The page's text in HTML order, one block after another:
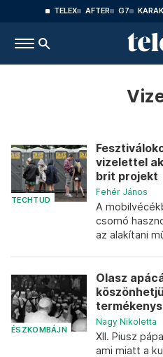
TELEX AFTER G7
TECHTUD
vizelettel
brit projekt
Fehér János
A
csomó
az alakítani
ÉSZKOMBÁJN
Olasz
Nagy Nikoletta
XII. Piusz
ami miatt a